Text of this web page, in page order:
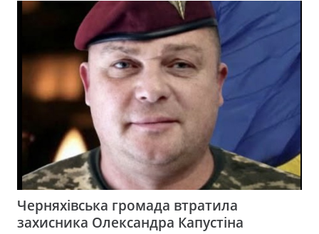
Черняхівська громада втратила
захисника Олександра Капустіна